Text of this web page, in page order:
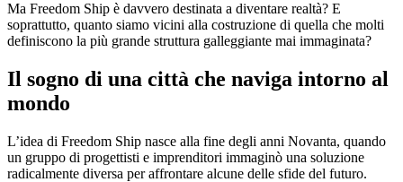
Ma Freedom Ship è davvero destinata a diventare realtà? E
soprattutto, quanto siamo vicini alla costruzione di quella che molti
definiscono la più grande struttura galleggiante mai immaginata?
Il sogno di una città che naviga intorno al
mondo
L’idea di Freedom Ship nasce alla fine degli anni Novanta, quando
un gruppo di progettisti e imprenditori immaginò una soluzione
radicalmente diversa per affrontare alcune delle sfide del futuro.